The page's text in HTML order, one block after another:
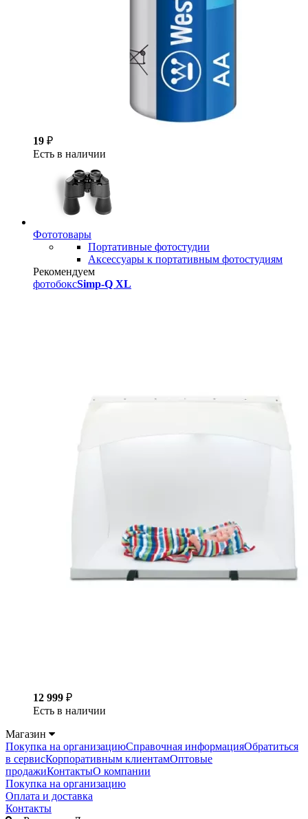
19 ₽
Есть в наличии
Фототовары
Портативные фотостудии
Аксессуары к портативным фотостудиям
Рекомендуем
фотобоксSimp-Q XL
12 999 ₽
Есть в наличии
Магазин
Покупка на организациюСправочная информацияОбратиться
в сервисКорпоративным клиентамОптовые
продажиКонтактыО компании
Покупка на организацию
Оплата и доставка
Контакты